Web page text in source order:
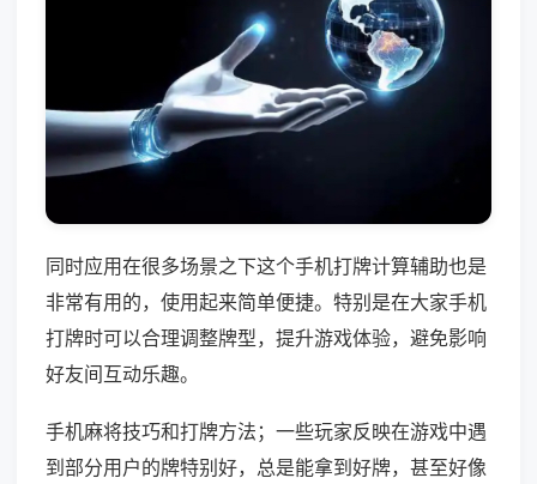
同时应用在很多场景之下这个手机打牌计算辅助也是
非常有用的，使用起来简单便捷。特别是在大家手机
打牌时可以合理调整牌型，提升游戏体验，避免影响
好友间互动乐趣。
手机麻将技巧和打牌方法；一些玩家反映在游戏中遇
到部分用户的牌特别好，总是能拿到好牌，甚至好像